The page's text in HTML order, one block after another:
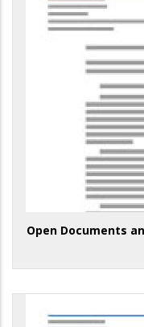
Open Documents